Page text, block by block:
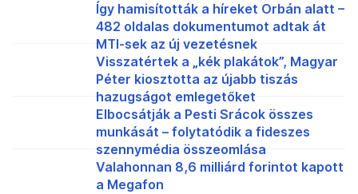
Így hamisították a híreket Orbán alatt –
482 oldalas dokumentumot adtak át
MTI-sek az új vezetésnek
Visszatértek a „kék plakátok”, Magyar
Péter kiosztotta az újabb tiszás
hazugságot emlegetőket
Elbocsátják a Pesti Srácok összes
munkását – folytatódik a fideszes
szennymédia összeomlása
Valahonnan 8,6 milliárd forintot kapott
a Megafon